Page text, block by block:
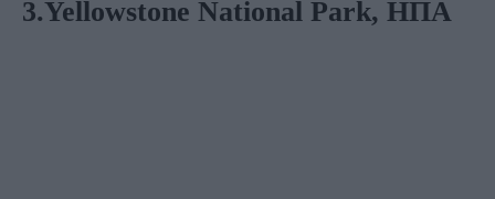
3.Yellowstone National Park, ΗΠΑ